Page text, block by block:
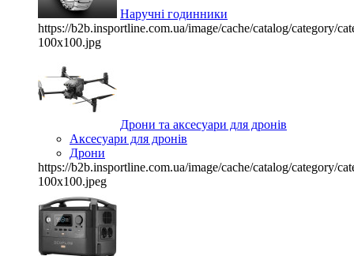
Наручні годинники
https://b2b.insportline.com.ua/image/cache/catalog/category/
100x100.jpg
Дрони та аксесуари для дронів
Аксесуари для дронів
Дрони
https://b2b.insportline.com.ua/image/cache/catalog/category/
100x100.jpeg